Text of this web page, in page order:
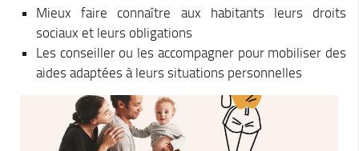
Reconquête de terrains agricoles et installations
Projet Alimentaire Territorial
Aménagement du territoire
Urbanisme ADS (Autorisation des droits du sol)
Plan Local d’Urbanisme
Mieux faire connaître aux habitants leurs droits
sociaux et leurs obligations
Les conseiller ou les accompagner pour mobiliser des
aides adaptées à leurs situations personnelles